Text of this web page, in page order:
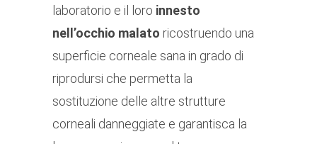
laboratorio e il loro innesto
nell’occhio malato ricostruendo una
superficie corneale sana in grado di
riprodursi che permetta la
sostituzione delle altre strutture
corneali danneggiate e garantisca la